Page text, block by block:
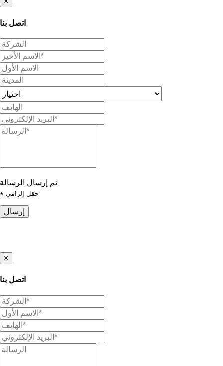
اتصل بنا
تم إرسال الرسالة
* حقل إلزامي
إرسال
×
اتصل بنا